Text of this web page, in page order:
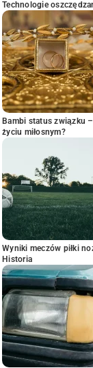
Technologie
Bambi status związku
życiu miłosnym?
Wyniki meczów piłki
Historia